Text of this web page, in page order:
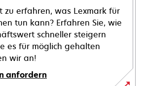
zu erfahren, was Lexmark für
tun kann? Erfahren Sie, wie
schneller steigern
es für möglich gehalten
wir an!
anfordern